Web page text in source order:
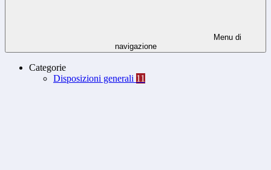
Menu di
navigazione
Categorie
Disposizioni generali 11